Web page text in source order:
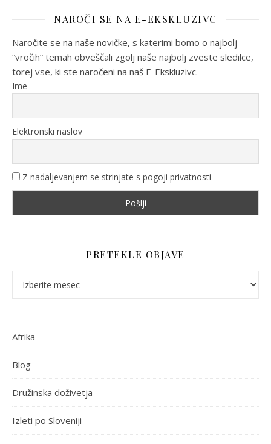
NAROČI SE NA E-EKSKLUZIVC
Naročite se na naše novičke, s katerimi bomo o najbolj
“vročih” temah obveščali zgolj naše najbolj zveste sledilce,
torej vse, ki ste naročeni na naš E-Ekskluzivc.
Ime
Elektronski naslov
Z nadaljevanjem se strinjate s pogoji privatnosti
PRETEKLE OBJAVE
Afrika
Blog
Družinska doživetja
Izleti po Sloveniji